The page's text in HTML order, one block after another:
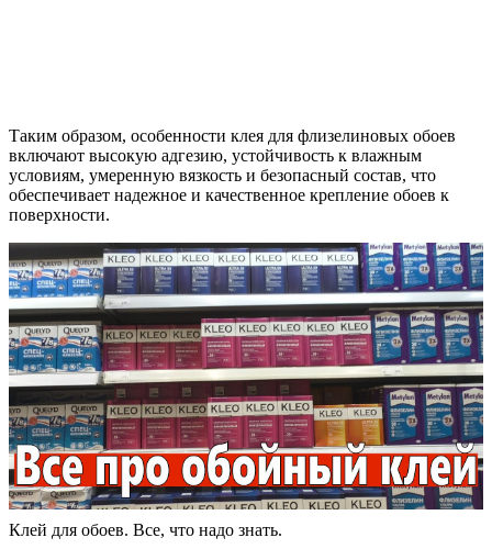
Таким образом, особенности клея для флизелиновых обоев
включают высокую адгезию, устойчивость к влажным
условиям, умеренную вязкость и безопасный состав, что
обеспечивает надежное и качественное крепление обоев к
поверхности.
Клей для обоев. Все, что надо знать.